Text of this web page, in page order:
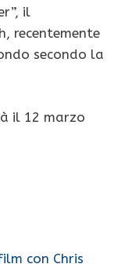
il
recentemente
secondo la
il 12 marzo
con Chris